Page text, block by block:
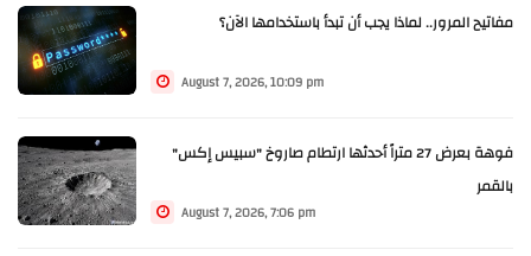
مفاتيح المرور.. لماذا يجب أن تبدأ باستخدامها الآن؟
August 7, 2026, 10:09 pm
فوهة بعرض 27 متراً أحدثها ارتطام صاروخ "سبيس إكس"
بالقمر
August 7, 2026, 7:06 pm